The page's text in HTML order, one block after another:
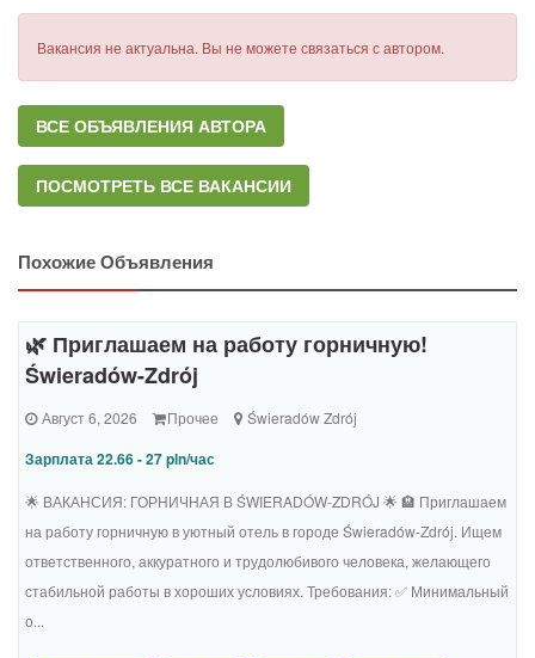
Вакансия не актуальна. Вы не можете связаться с автором.
ВСЕ ОБЪЯВЛЕНИЯ АВТОРА
ПОСМОТРЕТЬ ВСЕ ВАКАНСИИ
Похожие Объявления
🌿 Приглашаем на работу горничную!
Świeradów-Zdrój
Август 6, 2026 Прочее Świeradów Zdrój
Зарплата 22.66 - 27 pln/час
🌟 ВАКАНСИЯ: ГОРНИЧНАЯ В ŚWIERADÓW-ZDRÓJ 🌟 🏨 Приглашаем
на работу горничную в уютный отель в городе Świeradów-Zdrój. Ищем
ответственного, аккуратного и трудолюбивого человека, желающего
стабильной работы в хороших условиях. Требования: ✅ Минимальный
о...